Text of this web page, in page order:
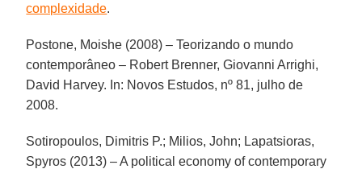
complexidade.
Postone, Moishe (2008) – Teorizando o mundo
contemporâneo – Robert Brenner, Giovanni Arrighi,
David Harvey. In: Novos Estudos, nº 81, julho de
2008.
Sotiropoulos, Dimitris P.; Milios, John; Lapatsioras,
Spyros (2013) – A political economy of contemporary